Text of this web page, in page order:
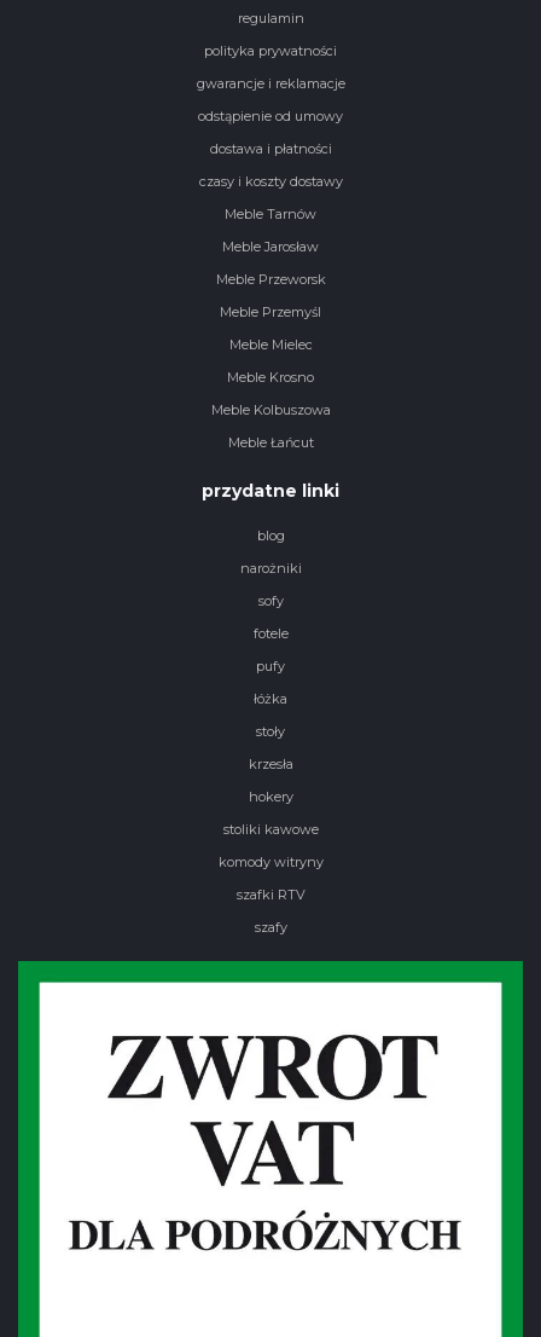
regulamin
polityka prywatności
gwarancje i reklamacje
odstąpienie od umowy
dostawa i płatności
czasy i koszty dostawy
Meble Tarnów
Meble Jarosław
Meble Przeworsk
Meble Przemyśl
Meble Mielec
Meble Krosno
Meble Kolbuszowa
Meble Łańcut
przydatne linki
blog
narożniki
sofy
fotele
pufy
łóżka
stoły
krzesła
hokery
stoliki kawowe
komody witryny
szafki RTV
szafy